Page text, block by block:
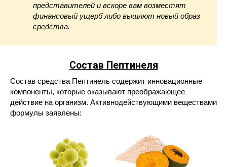
представителей и вскоре вам возместят
финансовый ущерб либо вышлют новый образ
средства.
Состав Пептинеля
Состав средства Пептинель содержит инновационные
компоненты, которые оказывают преображающее
действие на организм. Активнодействующими веществами
формулы заявлены: